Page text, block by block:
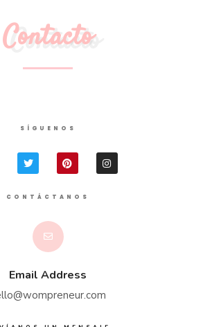
Contacto
SÍGUENOS
CONTÁCTANOS
Email Address